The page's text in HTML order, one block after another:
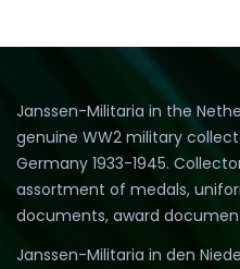
Janssen-Militaria in the
genuine WW2 military
Germany 1933-1945.
assortment of medals,
documents, award
Janssen-Militaria in den